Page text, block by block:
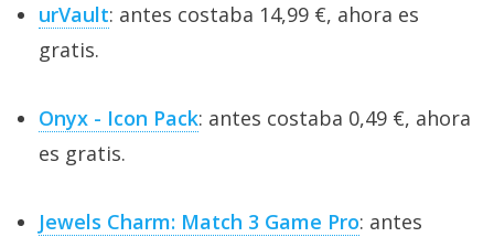
urVault: antes costaba 14,99 €, ahora es
gratis.
Onyx - Icon Pack: antes costaba 0,49 €, ahora
es gratis.
Jewels Charm: Match 3 Game Pro: antes